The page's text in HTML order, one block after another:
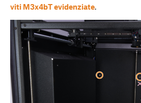
viti M3x4bT evidenziate.